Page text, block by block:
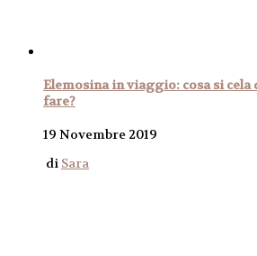
Elemosina in viaggio: cosa si cela
fare?
19 Novembre 2019
di Sara